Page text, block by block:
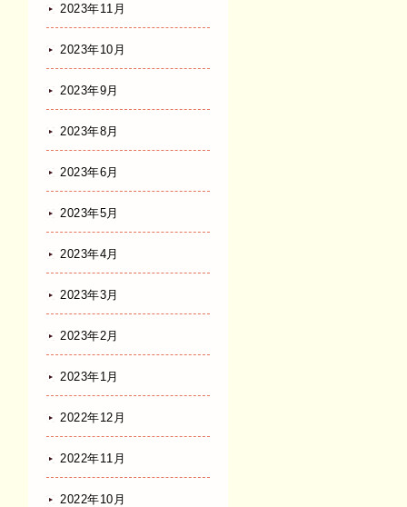
2023年11月
2023年10月
2023年9月
2023年8月
2023年6月
2023年5月
2023年4月
2023年3月
2023年2月
2023年1月
2022年12月
2022年11月
2022年10月